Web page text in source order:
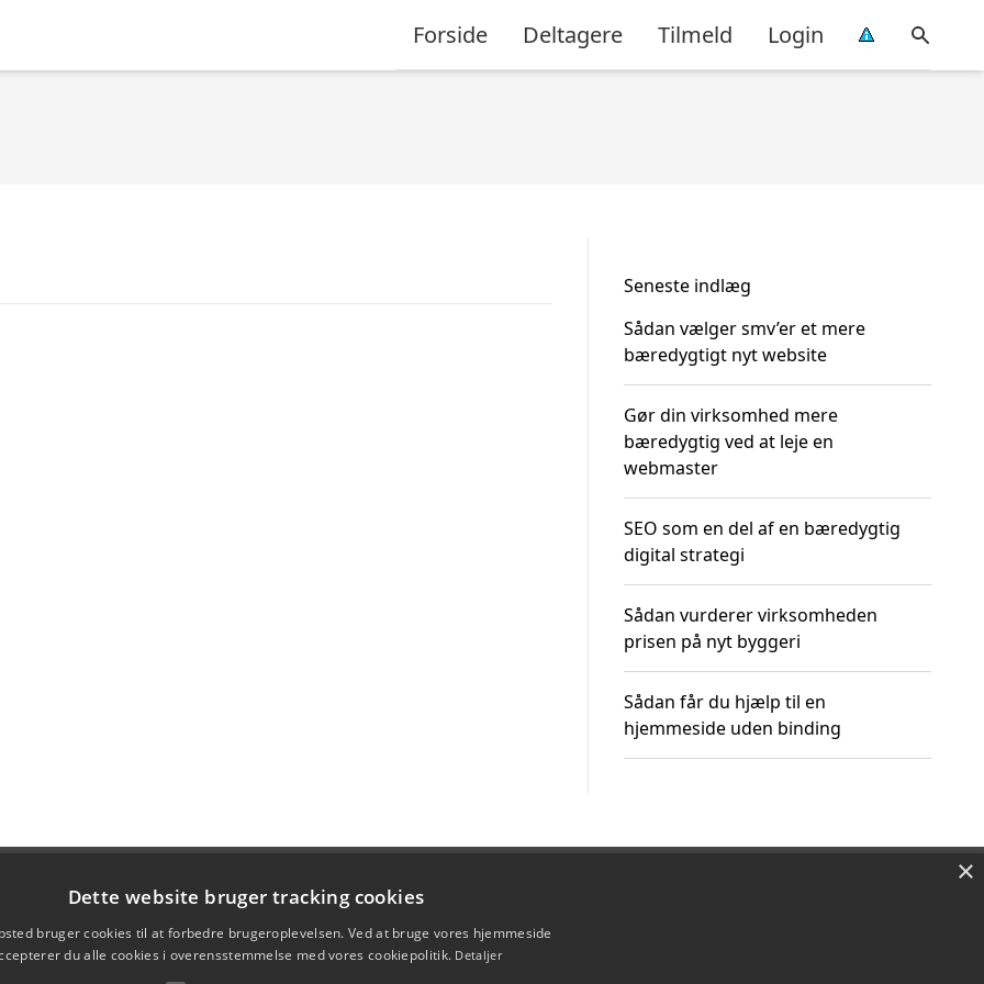
Forside Deltagere Tilmeld Login
Seneste indlæg
Sådan vælger smv’er et mere
bæredygtigt nyt website
Gør din virksomhed mere
bæredygtig ved at leje en
webmaster
SEO som en del af en bæredygtig
digital strategi
Sådan vurderer virksomheden
prisen på nyt byggeri
Sådan får du hjælp til en
hjemmeside uden binding
×
Dette website bruger tracking cookies
bruger cookies til at forbedre brugeroplevelsen. Ved at bruge vores hjemmeside
du alle cookies i overensstemmelse med vores cookiepolitik. Detaljer